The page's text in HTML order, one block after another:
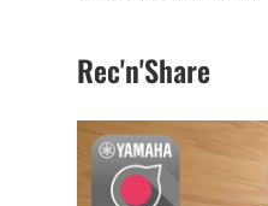
Rec'n'Share